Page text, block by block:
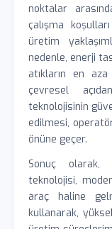
noktalar
çalışma
üretim
nedenle, enerji
atıkların en
çevresel
teknolojisinin
edilmesi,
önüne geçer.
Sonuç olarak,
teknolojisi,
araç haline
kullanarak,